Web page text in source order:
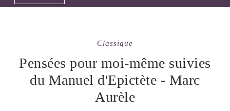
Classique
Pensées pour moi-même suivies
du Manuel d'Epictète - Marc
Aurèle